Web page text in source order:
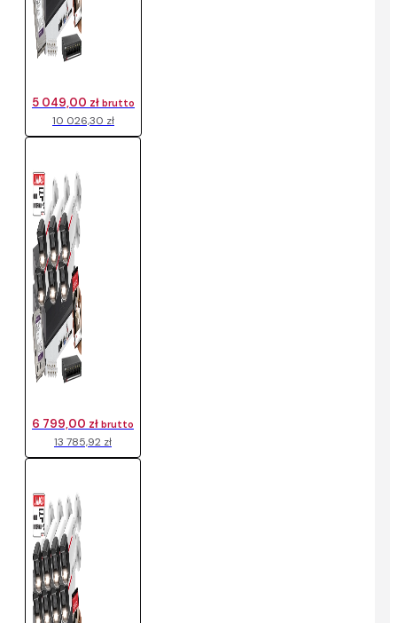
10 026,30 zł
5 049,00 zł brutto
13 785,92 zł
6 799,00 zł brutto